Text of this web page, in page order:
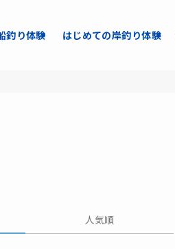
釣り体験 はじめての岸釣り体験
人気順